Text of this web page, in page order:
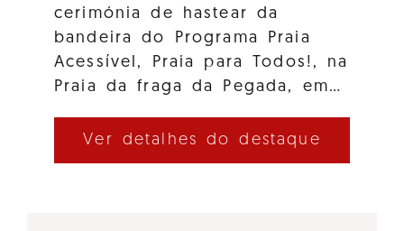
cerimónia de hastear da
bandeira do Programa Praia
Acessível, Praia para Todos!, na
Praia da fraga da Pegada, em…
Ver detalhes do destaque